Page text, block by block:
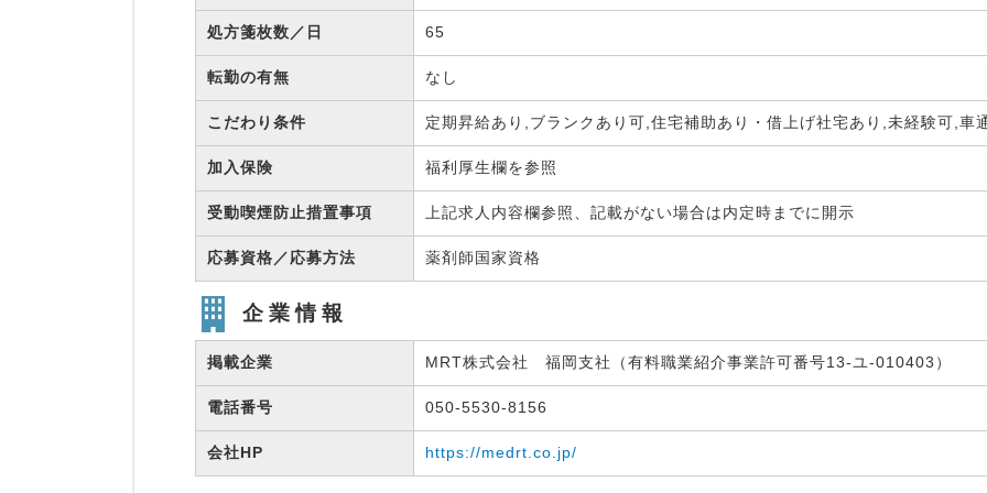
処方箋枚数／日 65
転勤の有無 なし
こだわり条件 定期昇給あり,ブランクあり可,住宅補助あり・借上げ社宅あり,未経験可,車
加入保険 福利厚生欄を参照
受動喫煙防止措置事項 上記求人内容欄参照、記載がない場合は内定時までに開示
応募資格／応募方法 薬剤師国家資格
企業情報
掲載企業 MRT株式会社 福岡支社（有料職業紹介事業許可番号13-ユ-010403）
電話番号 050-5530-8156
会社HP https://medrt.co.jp/